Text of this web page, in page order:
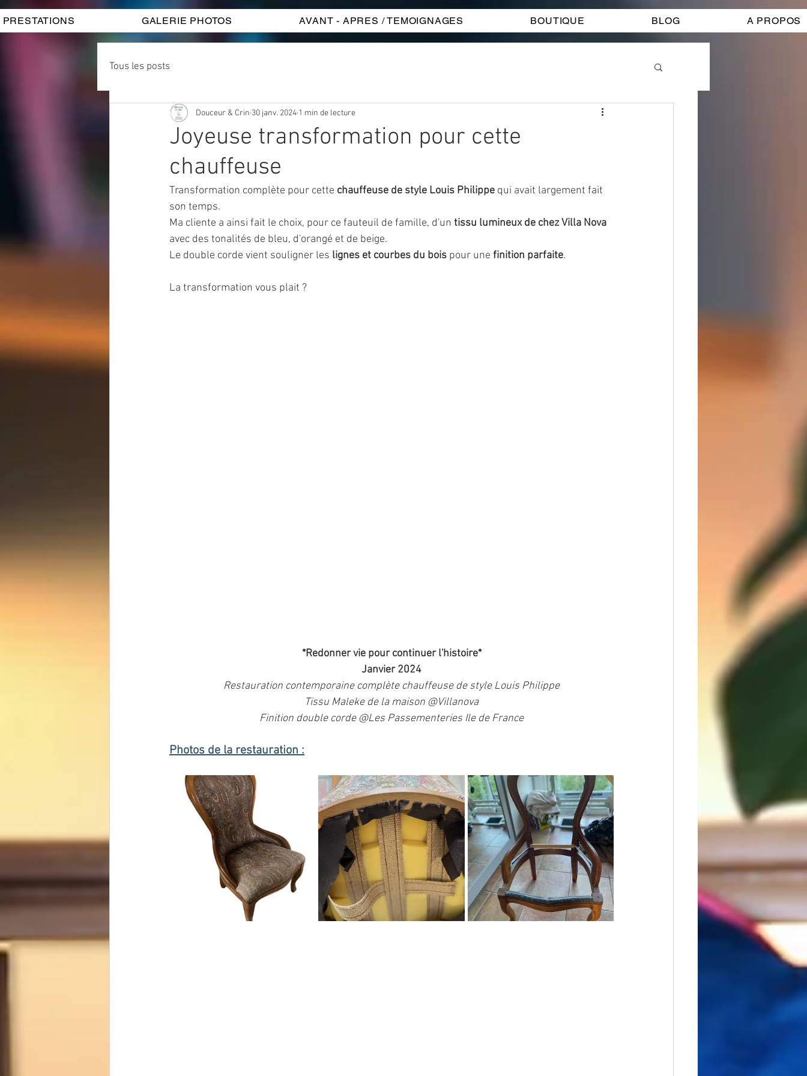
PRESTATIONS GALERIE PHOTOS AVANT - APRES / TEMOIGNAGES BOUTIQUE BLOG A PROPOS
Tous les posts
Joyeuse transformation pour cette
chauffeuse
Douceur & Crin 30 janv. 2024 1 min de lecture
Transformation complète pour cette chauffeuse de style Louis Philippe qui avait largement fait
son temps.
Ma cliente a ainsi fait le choix, pour ce fauteuil de famille, d'un tissu lumineux de chez Villa Nova
avec des tonalités de bleu, d'orangé et de beige.
Le double corde vient souligner les lignes et courbes du bois pour une finition parfaite.
La transformation vous plait ?
*Redonner vie pour continuer l'histoire*
Janvier 2024
Restauration contemporaine complète chauffeuse de style Louis Philippe
Tissu Maleke de la maison @Villanova
Finition double corde @Les Passementeries Ile de France
Photos de la restauration :